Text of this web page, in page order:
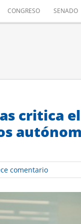
CONGRESO SENADO
critica
comentario